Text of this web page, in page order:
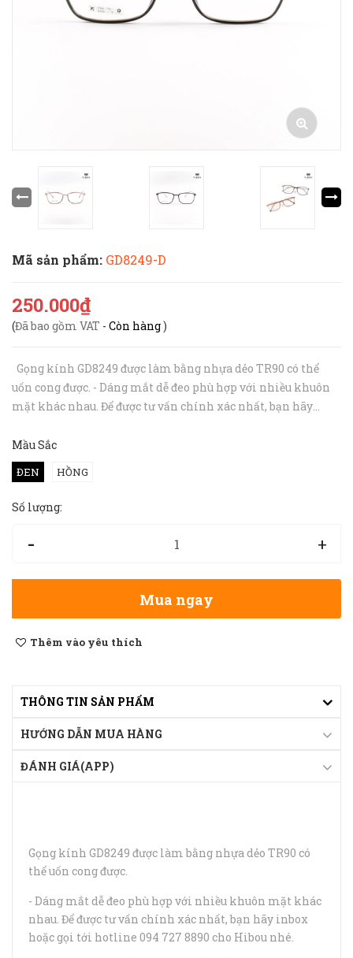
Mã sản phẩm: GD8249-D
250.000₫
(Đã bao gồm VAT - Còn hàng)
Gọng kính GD8249 được làm bằng nhựa dẻo TR90 có thể
uốn cong được. - Dáng mắt dễ đeo phù hợp với nhiều khuôn
mặt khác nhau. Để được tư vấn chính xác nhất, bạn hãy
Gọng kính nhựa ...
Mầu Sắc
ĐEN HỒNG
Số lượng:
- +
Mua ngay
Thêm vào yêu thích
THÔNG TIN SẢN PHẨM
HƯỚNG DẪN MUA HÀNG
ĐÁNH GIÁ(APP)
Gọng kính GD8249 được làm bằng nhựa dẻo TR90 có
thể uốn cong được.
- Dáng mắt dễ đeo phù hợp với nhiều khuôn mặt khác
nhau. Để được tư vấn chính xác nhất, bạn hãy inbox
hoặc gọi tới hotline 094 727 8890 cho Hibou nhé.